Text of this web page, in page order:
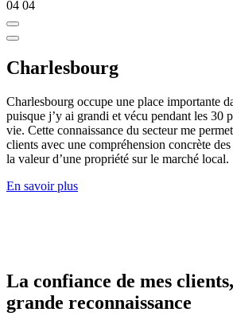
04 04
Charlesbourg
Charlesbourg occupe une place importante
puisque j’y ai grandi et vécu pendant les 30
vie. Cette connaissance du secteur me
clients avec une compréhension concrète
la valeur d’une propriété sur le marché local.
En savoir plus
La confiance de mes
grande reconnaissance